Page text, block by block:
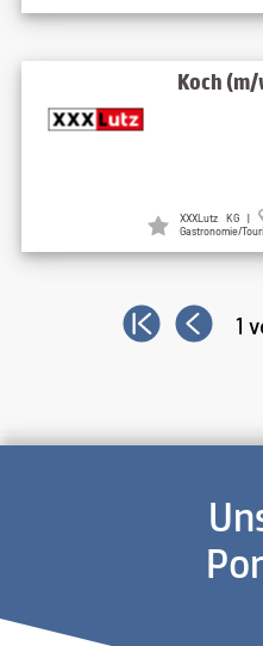
Koch
XXXLutz KG |
Gastronomie/
1